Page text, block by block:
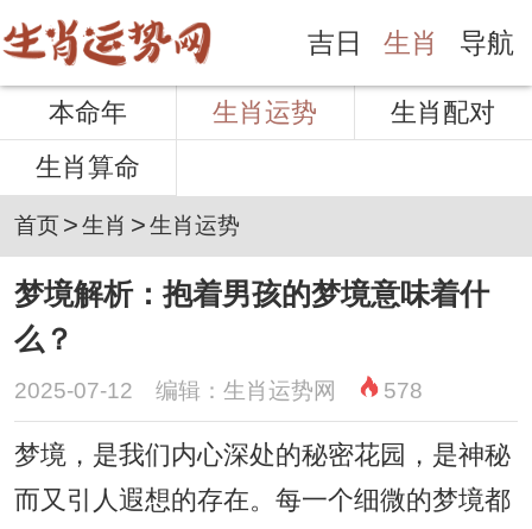
吉日 生肖 导航
本命年 生肖运势
生肖配对
生肖算命
首页>生肖 >生肖运势
梦境解析：抱着男孩的梦境意味着什
么？
2025-07-12 编辑：生肖运势网 578
梦境，是我们内心深处的秘密花园，是神秘
而又引人遐想的存在。每一个细微的梦境都